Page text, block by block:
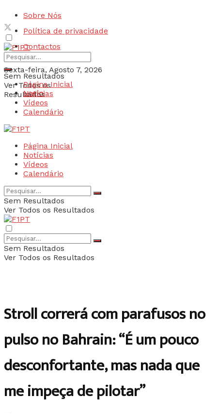
Sobre Nós
Política de privacidade
Contactos
Sexta-feira, Agosto 7, 2026
Login
Sem Resultados
Ver Todos os
Resultados
Página Inicial
Notícias
Vídeos
Calendário
Página Inicial
Notícias
Vídeos
Calendário
Sem Resultados
Ver Todos os Resultados
Sem Resultados
Ver Todos os Resultados
Stroll correrá com parafusos no
pulso no Bahrain: “É um pouco
desconfortante, mas nada que
me impeça de pilotar”